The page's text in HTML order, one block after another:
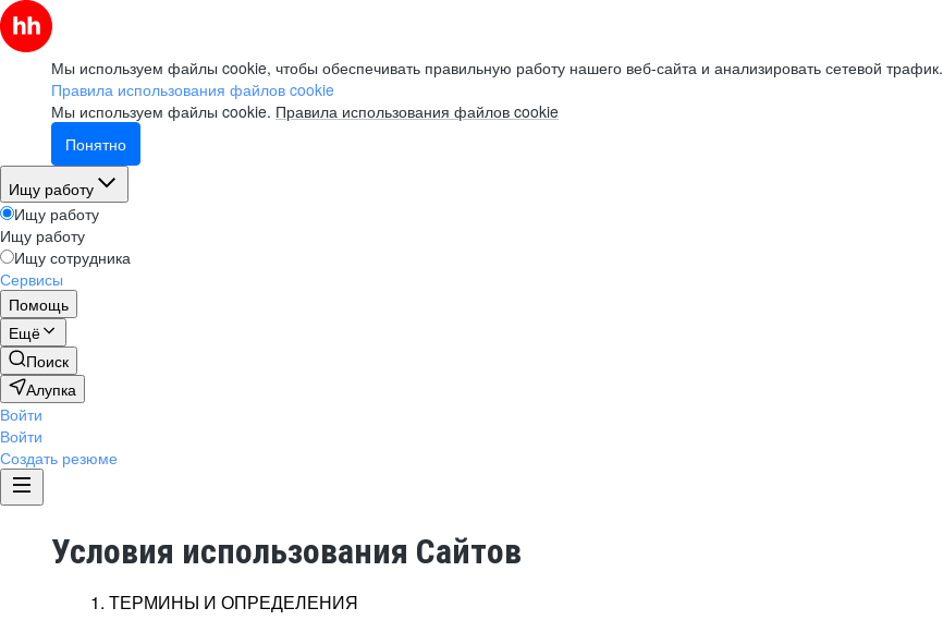
Мы используем файлы cookie, чтобы обеспечивать правильную работу нашего веб-сайта и анализировать сетевой трафик.
Правила использования файлов cookie
Мы используем файлы cookie. Правила использования файлов cookie
Понятно
Ищу работу
Ищу работу
Ищу работу
Ищу сотрудника
Сервисы
Помощь
Ещё
Поиск
Алупка
Войти
Войти
Создать резюме
Условия использования Сайтов
1. ТЕРМИНЫ И ОПРЕДЕЛЕНИЯ